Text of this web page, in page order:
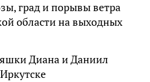
град и порывы ветра
области на выходных
Диана и Даниил